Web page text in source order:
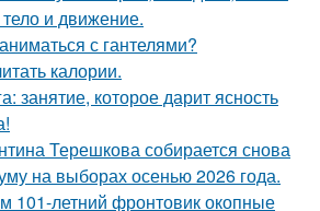
и движение.
с гантелями?
калории.
занятие, которое дарит ясность
Терешкова собирается снова
на выборах осенью 2026 года.
101-летний фронтовик окопные